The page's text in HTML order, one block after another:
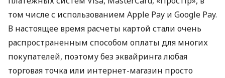
том числе с использованием Apple Pay и Google Pay.
В настоящее время расчеты картой стали очень
распространенным способом оплаты для многих
покупателей, поэтому без эквайринга любая
торговая точка или интернет-магазин просто